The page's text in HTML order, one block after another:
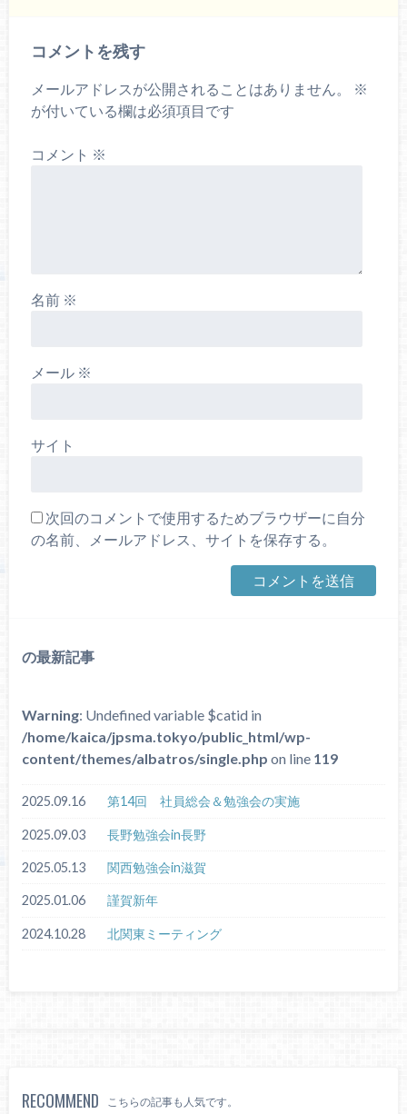
コメントを残す
メールアドレスが公開されることはありません。
※
が付いている欄は必須項目です
コメント ※
名前 ※
メール ※
サイト
次回のコメントで使用するためブラウザーに自分
の名前、メールアドレス、サイトを保存する。
の最新記事
Warning: Undefined variable $catid in
/home/kaica/jpsma.tokyo/public_html/wp-
content/themes/albatros/single.php on line 119
2025.09.16 第14回 社員総会＆勉強会の実施
2025.09.03 長野勉強会in長野
2025.05.13 関西勉強会in滋賀
2025.01.06 謹賀新年
2024.10.28 北関東ミーティング
RECOMMEND こちらの記事も人気です。